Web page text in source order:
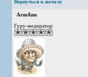
Вернуться к началу
ArmAnn
Гуру-модератор